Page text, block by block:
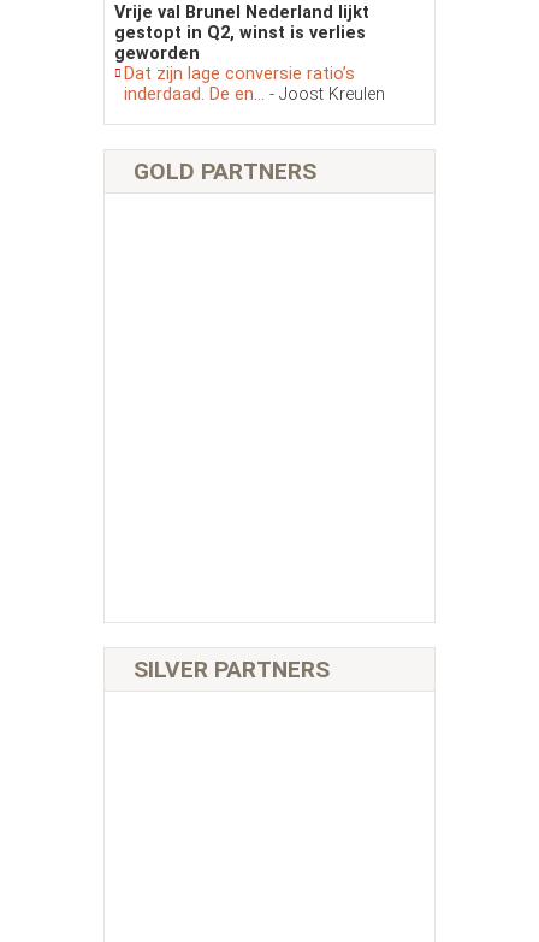
Vrije val Brunel Nederland lijkt
gestopt in Q2, winst is verlies
geworden
Dat zijn lage conversie ratio’s
inderdaad. De en... - Joost Kreulen
GOLD PARTNERS
SILVER PARTNERS